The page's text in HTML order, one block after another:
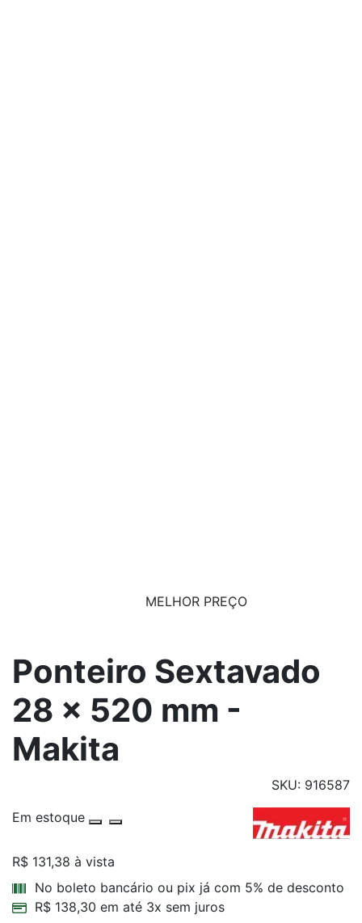
MELHOR PREÇO
Ponteiro Sextavado
28 x 520 mm -
Makita
SKU: 916587
Em estoque
R$ 131,38 à vista
No boleto bancário ou pix já com 5% de desconto
R$ 138,30 em até 3x sem juros